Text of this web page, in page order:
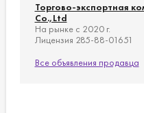
Торгово-экспортная
Co.,Ltd
На рынке с 2020 г.
Лицензия 285-88-01651
Все объявления продавца